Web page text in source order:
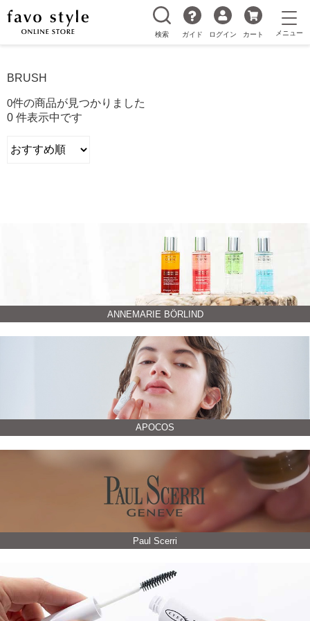
検索 ガイド ログイン カート
ANNEMARIE BÖRLIND
APOCOS
Paul Scerri
BRUSH
0件の商品が見つかりました
0 件表示中です